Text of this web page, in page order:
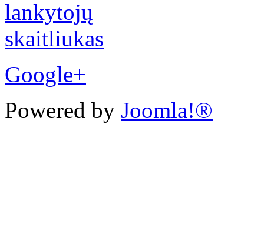
Google+
Powered by Joomla!®